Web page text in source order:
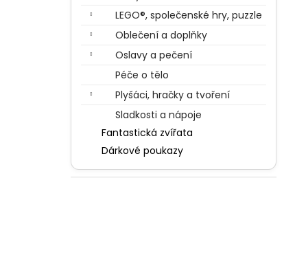
LEGO®, společenské hry, puzzle
Oblečení a doplňky
Oslavy a pečení
Péče o tělo
Plyšáci, hračky a tvoření
Sladkosti a nápoje
Fantastická zvířata
Dárkové poukazy